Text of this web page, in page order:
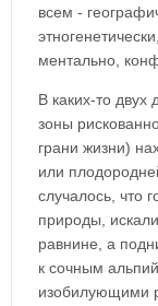
всем -
ментально,
В каких-то двух
зоны
грани жизни)
или
случалось, что
природы,
равнине, а
к сочным
изобилующими